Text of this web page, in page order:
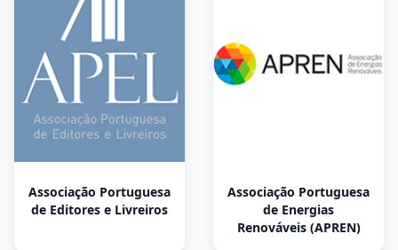
Associação Portuguesa
de Editores e Livreiros
Associação Portuguesa
de Energias
Renováveis (APREN)